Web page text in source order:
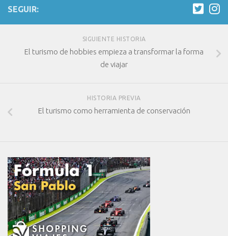
SEGUIR:
SIGUIENTE HISTORIA
El turismo de hobbies empieza a transformar la forma
de viajar
HISTORIA PREVIA
El turismo como herramienta de conservación